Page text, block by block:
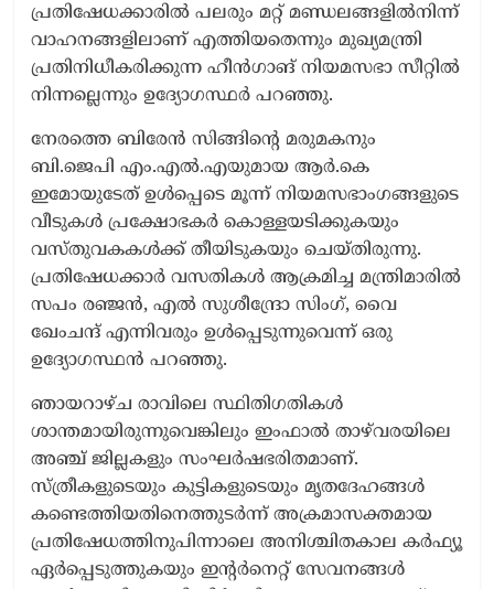
പ്രതിഷേധക്കാരിൽ പലരും മറ്റ് മണ്ഡലങ്ങളിൽനിന്ന്
വാഹനങ്ങളിലാണ് എത്തിയതെന്നും മുഖ്യമന്ത്രി
പ്രതിനിധീകരിക്കുന്ന ഹീൻഗാങ് നിയമസഭാ സീറ്റിൽ
നിന്നല്ലെന്നും ഉദ്യോഗസ്ഥർ പറഞ്ഞു.
നേരത്തെ ബിരേൻ സിങ്ങി​ന്‍റെ മരുമകനും
ബി.ജെപി എം.എൽ.എയുമായ ആർ.കെ
ഇമോയുടേത് ഉൾപ്പെടെ മൂന്ന് നിയമസഭാംഗങ്ങളുടെ
വീടുകൾ പ്രക്ഷോഭകർ കൊള്ളയടിക്കുകയും
വസ്തുവകകൾക്ക് തീയിടുകയും ചെയ്തിരുന്നു.
പ്രതിഷേധക്കാർ വസതികൾ ആക്രമിച്ച മന്ത്രിമാരിൽ
സപം രഞ്ജൻ, എൽ സുശീന്ദ്രോ സിംഗ്, വൈ
ഖേംചന്ദ് എന്നിവരും ഉൾപ്പെടുന്നുവെന്ന് ഒരു
ഉദ്യോഗസ്ഥൻ പറഞ്ഞു.
ഞായറാഴ്ച രാവിലെ സ്ഥിതിഗതികൾ
ശാന്തമായിരുന്നുവെങ്കിലും ഇംഫാൽ താഴ്‌വരയിലെ
അഞ്ച് ജില്ലകളും സംഘർഷഭരിതമാണ്.
സ്ത്രീകളുടെയും കുട്ടികളുടെയും മൃതദേഹങ്ങൾ
കണ്ടെത്തിയതിനെത്തുടർന്ന് അക്രമാസക്തമായ
പ്രതിഷേധത്തിനുപിന്നാലെ അനിശ്ചിതകാല കർഫ്യൂ
ഏർപ്പെടുത്തുകയും ഇന്‍റർനെറ്റ് സേവനങ്ങൾ